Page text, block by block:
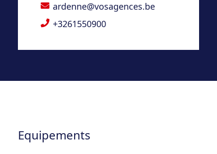
Prix faire offre à partir de 100000€ sous
réserve d’acceptation du vendeur
ardenne@vosagences.be
+3261550900
Equipements